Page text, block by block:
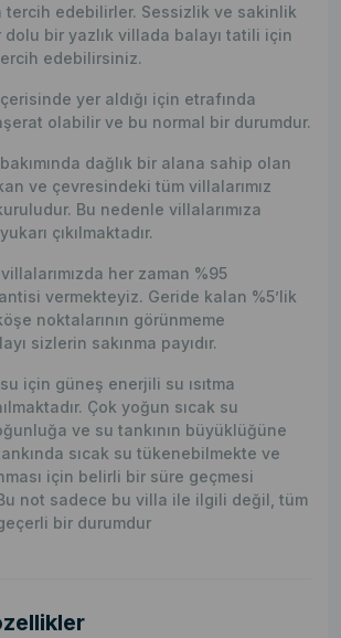
tercih edebilirler. Sessizlik ve sakinlik
bir yazlık villada balayı tatili için
edebilirsiniz.
yer aldığı için etrafında
olabilir ve bu normal bir durumdur.
dağlık bir alana sahip olan
ve çevresindeki tüm villalarımız
Bu nedenle villalarımıza
çıkılmaktadır.
her zaman %95
vermekteyiz. Geride kalan %5’lik
noktalarının görünmeme
sizlerin sakınma payıdır.
için güneş enerjili su ısıtma
Çok yoğun sıcak su
ve su tankının büyüklüğüne
sıcak su tükenebilmekte ve
için belirli bir süre geçmesi
not sadece bu villa ile ilgili değil, tüm
bir durumdur